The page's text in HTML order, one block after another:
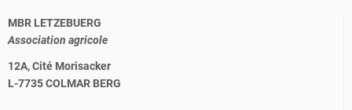
MBR LETZEBUERG
Association agricole
12A, Cité Morisacker
L-7735 COLMAR BERG